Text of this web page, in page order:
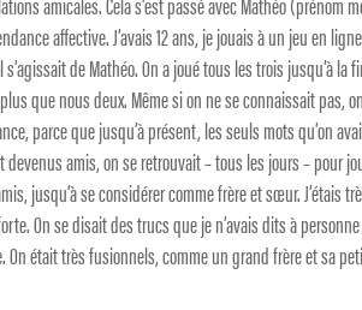
affective. J’avais 12 ans, je jouais à un jeu en
de Mathéo. On a joué tous les trois jusqu’à la
que nous deux. Même si on ne se connaissait pas,
parce que jusqu’à présent, les seuls mots qu’on
amis, on se retrouvait – tous les jours – pour
jusqu’à se considérer comme frère et sœur. J’étais
On se disait des trucs que je n’avais dits à
On était très fusionnels, comme un grand frère et sa